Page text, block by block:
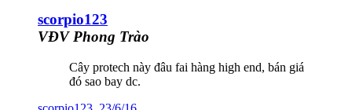
scorpio123
VĐV Phong Trào
Cây protech này đâu fai hàng high end, bán giá
đó sao bay dc.